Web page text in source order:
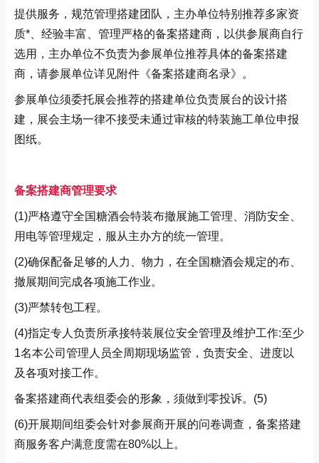
提供服务，规范管理搭建团队，主办单位特别推荐多家资
质*、经验丰富、管理严格的备案搭建商，以供参展商自行
选用，主办单位不负责为参展单位推荐具体的备案搭建
商，请参展单位详见附件《备案搭建商名录》。
参展单位须委托展会推荐的搭建单位负责展台的设计搭
建，展会主场一律不接受未通过审核的特装施工单位申报
图纸。
备案搭建商管理要求
(1)严格遵守全国糖酒会特装布撤展施工管理、消防安全、
用电等管理规定，服从主办方的统一管理。
(2)确保配备足够的人力、物力，在全国糖酒会规定的布、
撤展期间完成各项施工作业。
(3)严禁转包工程。
(4)指定专人负责所承接特装展位安全管理及维护工作:至少
1名本公司管理人员全周期现场监管，负责安全、进度以
及各项对接工作。
备案搭建商代表组委会的形象，须做到零投诉。(5)
(6)开展期间组委会针对参展商开展的问卷调查，备案搭建
商服务客户满意度需在80%以上。